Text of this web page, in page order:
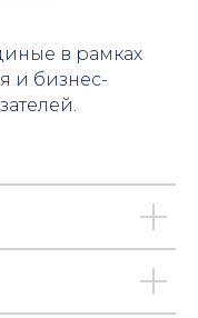
в рамках
и бизнес-